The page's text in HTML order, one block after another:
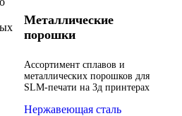
Металлические
порошки
Ассортимент сплавов и
металлических порошков для
SLM-печати на 3д принтерах
Нержавеющая сталь